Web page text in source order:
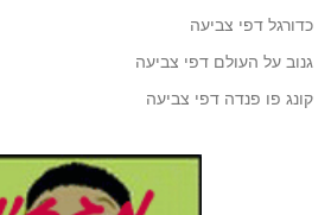
כדורגל דפי צביעה
גנוב על העולם דפי צביעה
קונג פו פנדה דפי צביעה